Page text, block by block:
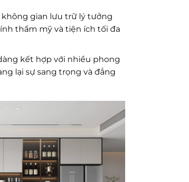
gian lưu trữ lý tưởng
thẩm mỹ và tiện ích tối đa
kết hợp với nhiều phong
lại sự sang trọng và đẳng